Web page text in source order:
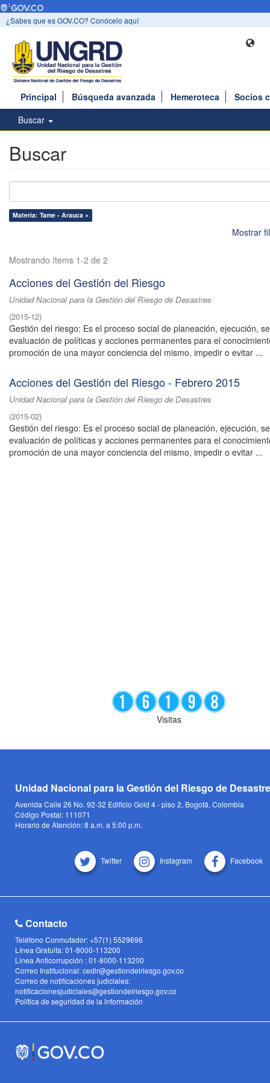
¿Sabes que es GOV.CO? Conócelo aquí
Principal Búsqueda avanzada Hemeroteca
Socios
Buscar
Buscar
Materia: Tame - Arauca ×
Mostrar
Mostrando ítems 1-2 de 2
Acciones del Gestión del Riesgo
Unidad Nacional para la Gestión del Riesgo de Desastres
(2015-12)
Gestión del riesgo: Es el proceso social de planeación, ejecución,
evaluación de políticas y acciones permanentes para el
promoción de una mayor conciencia del mismo, impedir o evitar ...
Acciones del Gestión del Riesgo - Febrero 2015
Unidad Nacional para la Gestión del Riesgo de Desastres
(2015-02)
Gestión del riesgo: Es el proceso social de planeación, ejecución,
evaluación de políticas y acciones permanentes para el
promoción de una mayor conciencia del mismo, impedir o evitar ...
Visitas
Unidad Nacional para la Gestión del Riesgo de
Avenida Calle 26 No. 92-32 Edificio Gold 4 - piso 2, Bogotá, Colombia
Código Postal: 111071
Horario de Atención: 8 a.m. a 5:00 p.m.
Twitter Instagram Facebook
Contacto
Teléfono Conmutador: +57(1) 5529696
Línea Gratuita: 01-8000-113200
Linea Anticorrupción : 01-8000-113200
Correo Institucional: cedir@gestiondelriesgo.gov.co
Correo de notificaciones judiciales:
notificacionesjudiciales@gestiondelriesgo.gov.co
Política de seguridad de la información